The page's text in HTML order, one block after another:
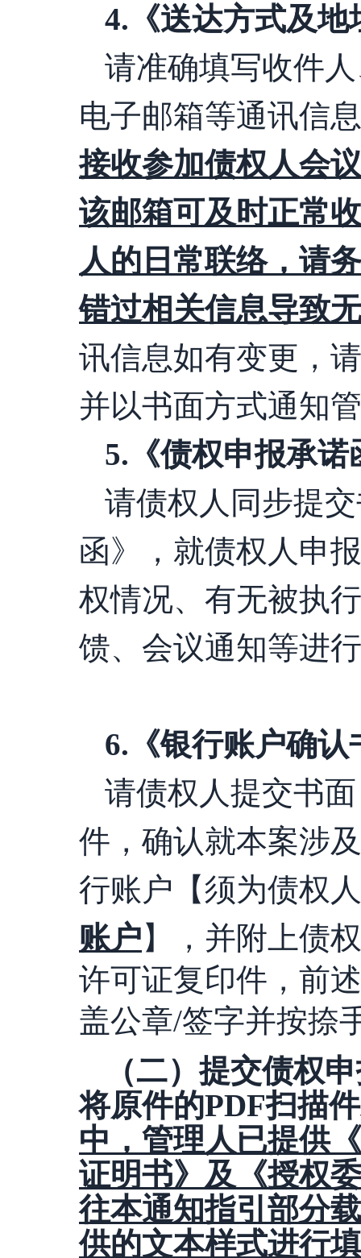
4. 《送达方式及
请准确填写收件
电子邮箱等通讯信
接收参加债权人会
该邮箱可及时正常
人的日常联络，请
错过相关信息导致
讯信息如有变更，
并以书面方式通知
5. 《债权申报承诺
请债权人同步提
函》，就债权人申
权情况、有无被执
馈、会议通知等进
6. 《银行账户确认
请债权人提交书
件，确认就本案涉
行账户【须为债权人
账户】，并附上债
许可证复印件，前
盖公章/签字并按捺
（二）提交债权
将原件的PDF扫描
中，管理人已提供
证明书》及《授权
往本通知指引部分
供的文本样式进行